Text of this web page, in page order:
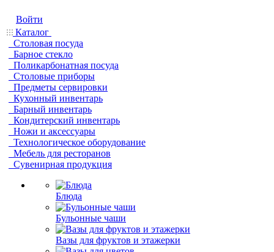
Войти
Каталог
Столовая посуда
Барное стекло
Поликарбонатная посуда
Столовые приборы
Предметы сервировки
Кухонный инвентарь
Барный инвентарь
Кондитерский инвентарь
Ножи и аксессуары
Технологическое оборудование
Мебель для ресторанов
Сувенирная продукция
Блюда
Бульонные чаши
Вазы для фруктов и этажерки